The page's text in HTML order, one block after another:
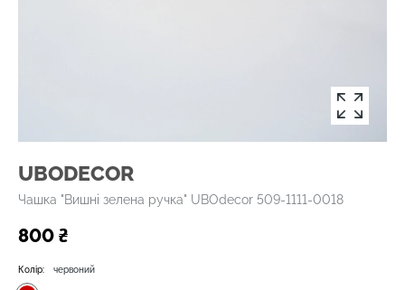
UBODECOR
Чашка "Вишні зелена ручка" UBOdecor 509-1111-0018
800 ₴
Колір: червоний